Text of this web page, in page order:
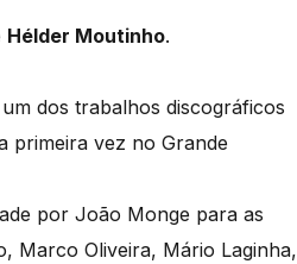
Hélder Moutinho.
dos trabalhos discográficos
primeira vez no Grande
por João Monge para as
Marco Oliveira, Mário Laginha,